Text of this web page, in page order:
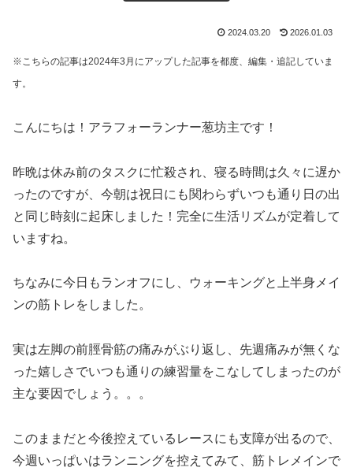
2024.03.20 2026.01.03
※こちらの記事は2024年3月にアップした記事を都度、編集・追記していま
す。
こんにちは！アラフォーランナー葱坊主です！
昨晩は休み前のタスクに忙殺され、寝る時間は久々に遅か
ったのですが、今朝は祝日にも関わらずいつも通り日の出
と同じ時刻に起床しました！完全に生活リズムが定着して
いますね。
ちなみに今日もランオフにし、ウォーキングと上半身メイ
ンの筋トレをしました。
実は左脚の前脛骨筋の痛みがぶり返し、先週痛みが無くな
った嬉しさでいつも通りの練習量をこなしてしまったのが
主な要因でしょう。。。
このままだと今後控えているレースにも支障が出るので、
今週いっぱいはランニングを控えてみて、筋トレメインで